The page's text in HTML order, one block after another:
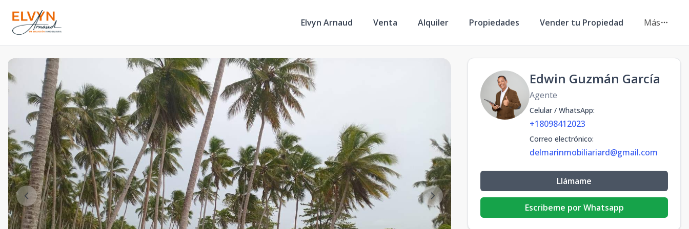
Elvyn Arnaud Venta Alquiler Propiedades Vender tu Propiedad Más
Edwin Guzmán García
Agente
Celular / WhatsApp:
+18098412023
Correo electrónico:
delmarinmobiliariard@gmail.com
Llámame
Escribeme por Whatsapp